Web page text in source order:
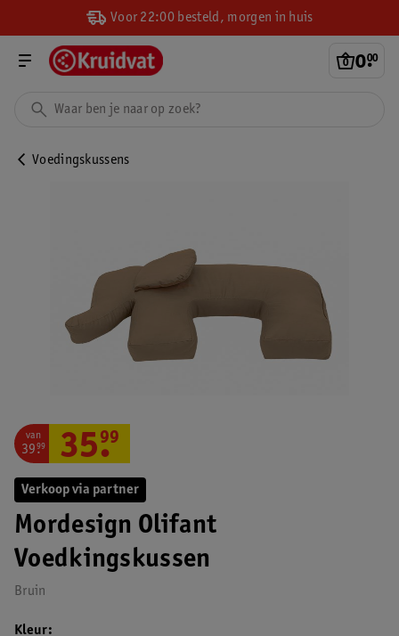
Voor 22:00 besteld, morgen in huis
0.
00
Voedingskussens
Verkoop via partner
Mordesign Olifant
Voedkingskussen
Bruin
van
39.
99 35.
99
Kleur